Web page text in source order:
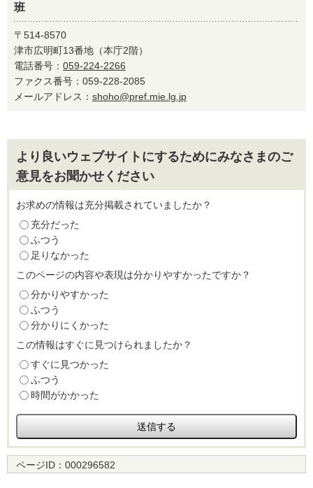
班
〒514-8570
津市広明町13番地（本庁2階）
電話番号： 059-224-2266
ファクス番号：059-228-2085
メールアドレス： shoho@pref.mie.lg.jp
より良いウェブサイトにするためにみなさまのご
意見をお聞かせください
お求めの情報は充分掲載されていましたか？
充分だった
ふつう
足りなかった
このページの内容や表現は分かりやすかったですか？
分かりやすかった
ふつう
分かりにくかった
この情報はすぐに見つけられましたか？
すぐに見つかった
ふつう
時間がかかった
ページID： 000296582